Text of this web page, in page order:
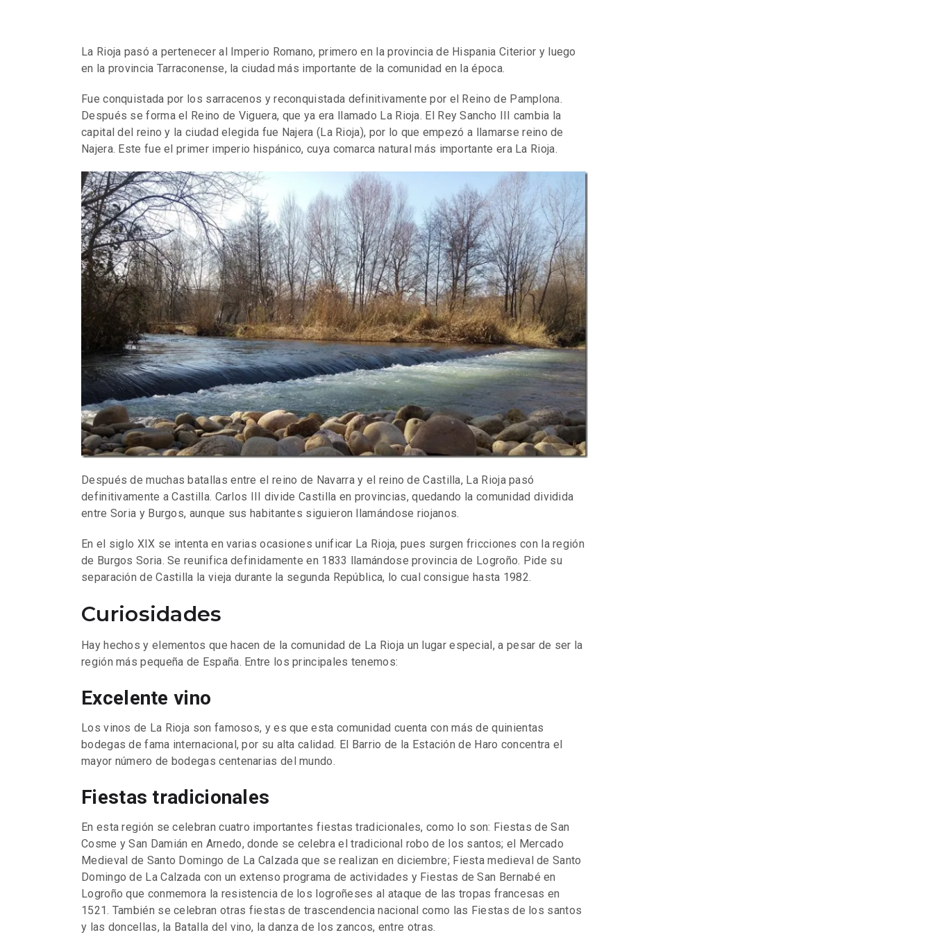
La Rioja pasó a pertenecer al Imperio Romano, primero en la provincia de Hispania Citerior y luego
en la provincia Tarraconense, la ciudad más importante de la comunidad en la época.
Fue conquistada por los sarracenos y reconquistada definitivamente por el Reino de Pamplona.
Después se forma el Reino de Viguera, que ya era llamado La Rioja. El Rey Sancho III cambia la
capital del reino y la ciudad elegida fue Najera (La Rioja), por lo que empezó a llamarse reino de
Najera. Este fue el primer imperio hispánico, cuya comarca natural más importante era La Rioja.
Después de muchas batallas entre el reino de Navarra y el reino de Castilla, La Rioja pasó
definitivamente a Castilla. Carlos III divide Castilla en provincias, quedando la comunidad dividida
entre Soria y Burgos, aunque sus habitantes siguieron llamándose riojanos.
En el siglo XIX se intenta en varias ocasiones unificar La Rioja, pues surgen fricciones con la región
de Burgos Soria. Se reunifica definidamente en 1833 llamándose provincia de Logroño. Pide su
separación de Castilla la vieja durante la segunda República, lo cual consigue hasta 1982.
Curiosidades
Hay hechos y elementos que hacen de la comunidad de La Rioja un lugar especial, a pesar de ser la
región más pequeña de España. Entre los principales tenemos:
Excelente vino
Los vinos de La Rioja son famosos, y es que esta comunidad cuenta con más de quinientas
bodegas de fama internacional, por su alta calidad. El Barrio de la Estación de Haro concentra el
mayor número de bodegas centenarias del mundo.
Fiestas tradicionales
En esta región se celebran cuatro importantes fiestas tradicionales, como lo son: Fiestas de San
Cosme y San Damián en Arnedo, donde se celebra el tradicional robo de los santos; el Mercado
Medieval de Santo Domingo de La Calzada que se realizan en diciembre; Fiesta medieval de Santo
Domingo de La Calzada con un extenso programa de actividades y Fiestas de San Bernabé en
Logroño que conmemora la resistencia de los logroñeses al ataque de las tropas francesas en
1521. También se celebran otras fiestas de trascendencia nacional como las Fiestas de los santos
y las doncellas, la Batalla del vino, la danza de los zancos, entre otras.